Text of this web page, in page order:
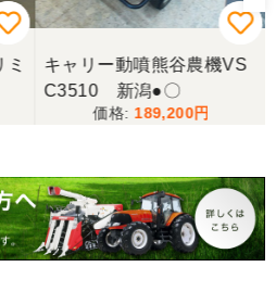
ミ
キャリー動噴熊谷農機VS
C3510 新潟●〇
189,200